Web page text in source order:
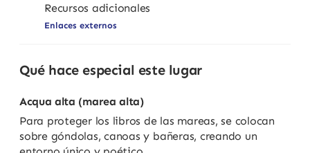
Recursos adicionales
Enlaces externos
Qué hace especial este lugar
Acqua alta (marea alta)
Para proteger los libros de las mareas, se colocan
sobre góndolas, canoas y bañeras, creando un